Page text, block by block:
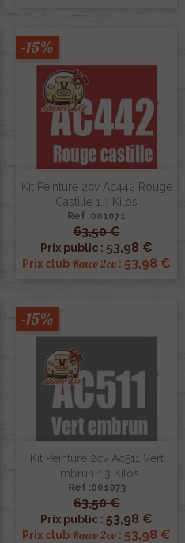
Kit Peinture 2cv Ac442 Rouge
Castille 1.3 Kilos
Ref :001071
63,50 €
Prix public : 53,98 €
Prix club Renov 2cv : 53,98 €
-15%
Kit Peinture 2cv Ac511 Vert
Embrun 1.3 Kilos
Ref :001073
63,50 €
Prix public : 53,98 €
Prix club Renov 2cv : 53,98 €
-15%